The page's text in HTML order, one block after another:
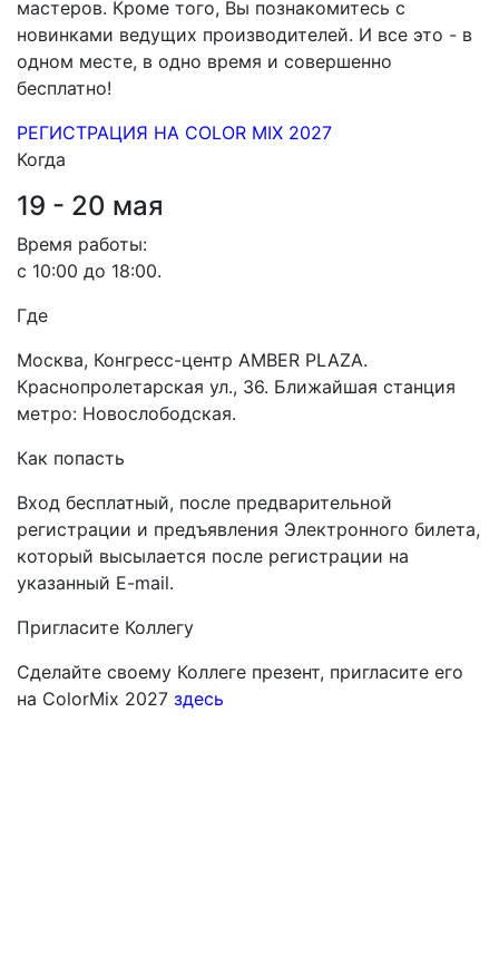
мастеров. Кроме того, Вы познакомитесь с
новинками ведущих производителей. И все это - в
одном месте, в одно время и совершенно
бесплатно!
РЕГИСТРАЦИЯ НА COLOR MIX 2027
Когда
19 - 20 мая
Время работы:
с 10:00 до 18:00.
Где
Москва, Конгресс-центр AMBER PLAZA.
Краснопролетарская ул., 36. Ближайшая станция
метро: Новослободская.
Как попасть
Вход бесплатный, после предварительной
регистрации и предъявления Электронного билета,
который высылается после регистрации на
указанный E-mail.
Пригласите Коллегу
Сделайте своему Коллеге презент, пригласите его
на ColorMix 2027 здесь